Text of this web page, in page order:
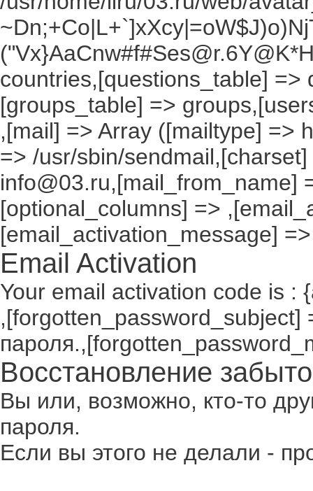
countries,[questions_table]
[groups_table] =>
,[mail] => Array ([mailtype] =>
=> /usr/sbin/
info@03.ru,[mail_from_name]
[optional_columns] =>
[email_activation_message] =>
Email Activation
Your email activation code is :
,[forgotten_password_subject]
Восстановление
Вы или, возможно, кто-то
пароля.
Если вы этого не делали -